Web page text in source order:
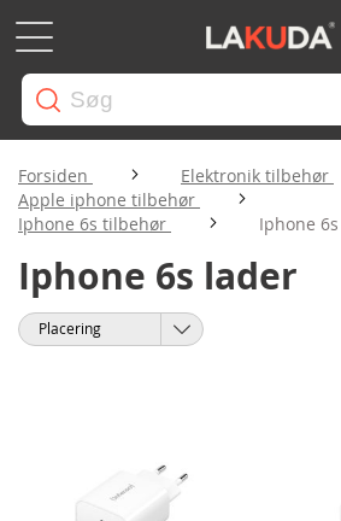
Forsiden
Elektronik tilbehør
Apple iphone tilbehør
Iphone 6s tilbehør
Iphone
Iphone 6s lader
Sorter